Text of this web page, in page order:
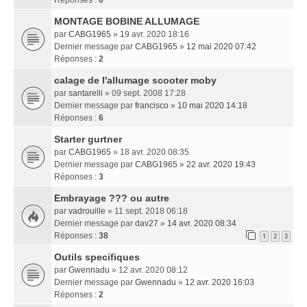
MONTAGE BOBINE ALLUMAGE
par CABG1965 » 19 avr. 2020 18:16
Dernier message par CABG1965 » 12 mai 2020 07:42
Réponses : 2
calage de l'allumage scooter moby
par santarelli » 09 sept. 2008 17:28
Dernier message par francisco » 10 mai 2020 14:18
Réponses : 6
Starter gurtner
par CABG1965 » 18 avr. 2020 08:35
Dernier message par CABG1965 » 22 avr. 2020 19:43
Réponses : 3
Embrayage ??? ou autre
par vadrouille » 11 sept. 2018 06:18
Dernier message par dav27 » 14 avr. 2020 08:34
Réponses : 38 1 2 3
Outils specifiques
par Gwennadu » 12 avr. 2020 08:12
Dernier message par Gwennadu » 12 avr. 2020 16:03
Réponses : 2